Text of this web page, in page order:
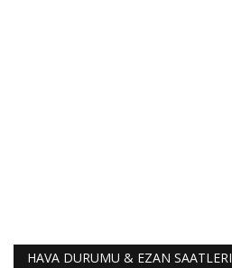
HAVA DURUMU & EZAN SAATLERI